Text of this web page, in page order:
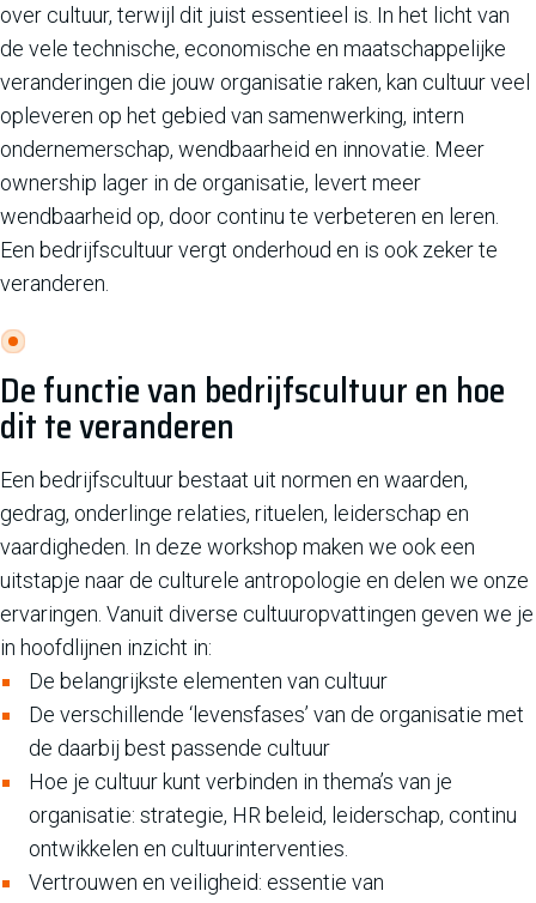
over cultuur, terwijl dit juist essentieel is. In het licht van
de vele technische, economische en maatschappelijke
veranderingen die jouw organisatie raken, kan cultuur veel
opleveren op het gebied van samenwerking, intern
ondernemerschap, wendbaarheid en innovatie. Meer
ownership lager in de organisatie, levert meer
wendbaarheid op, door continu te verbeteren en leren.
Een bedrijfscultuur vergt onderhoud en is ook zeker te
veranderen.
De functie van bedrijfscultuur en hoe
dit te veranderen
Een bedrijfscultuur bestaat uit normen en waarden,
gedrag, onderlinge relaties, rituelen, leiderschap en
vaardigheden. In deze workshop maken we ook een
uitstapje naar de culturele antropologie en delen we onze
ervaringen. Vanuit diverse cultuuropvattingen geven we je
in hoofdlijnen inzicht in:
De belangrijkste elementen van cultuur
De verschillende ‘levensfases’ van de organisatie met
de daarbij best passende cultuur
Hoe je cultuur kunt verbinden in thema’s van je
organisatie: strategie, HR beleid, leiderschap, continu
ontwikkelen en cultuurinterventies.
Vertrouwen en veiligheid: essentie van